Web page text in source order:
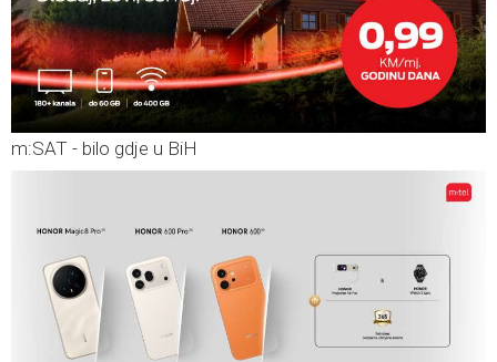
m:SAT - bilo gdje u BiH